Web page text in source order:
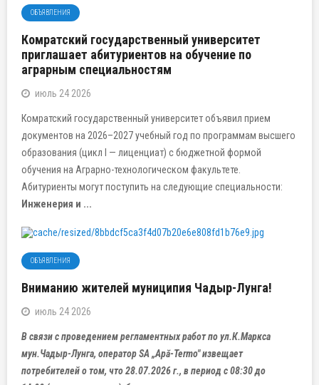
ОБЪЯВЛЕНИЯ
Комратский государственный университет
приглашает абитуриентов на обучение по
аграрным специальностям
июль 24 2026
Комратский государственный университет объявил прием
документов на 2026–2027 учебный год по программам высшего
образования (цикл I — лиценциат) с бюджетной формой
обучения на Аграрно-технологическом факультете.
Абитуриенты могут поступить на следующие специальности:
Инженерия и ...
ОБЪЯВЛЕНИЯ
Вниманию жителей муниципия Чадыр-Лунга!
июль 24 2026
В связи с проведением регламентных работ по ул.К.Маркса
мун.Чадыр-Лунга, оператор SA „Apă-Termo" извещает
потребителей о том, что 28.07.2026 г., в период с 08:30 до